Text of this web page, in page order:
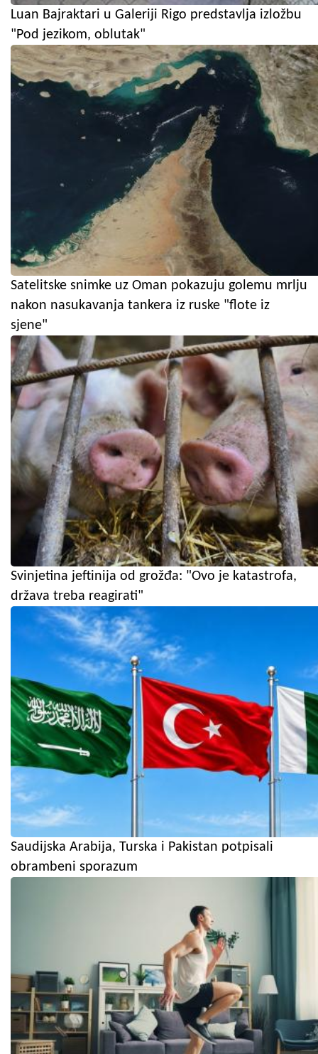
Luan Bajraktari u Galeriji Rigo predstavlja izložbu
"Pod jezikom, oblutak"
Satelitske snimke uz Oman pokazuju golemu mrlju
nakon nasukavanja tankera iz ruske "flote iz
sjene"
Svinjetina jeftinija od grožđa: "Ovo je katastrofa,
država treba reagirati"
Saudijska Arabija, Turska i Pakistan potpisali
obrambeni sporazum